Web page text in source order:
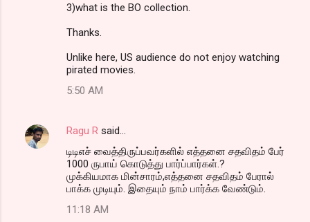
3)what is the BO collection.
Thanks.
Unlike here, US audience do not enjoy watching
pirated movies.
5:50 AM
Ragu R said…
டிடிஎச் வைத்திருப்பவர்களில் எத்தனை சதவிதம் பேர்
1000 ருபாய் கொடுத்து பார்ப்பார்கள்.?
முக்கியமாக மின்சாரம்,எத்தனை சதவிதம் பேரால்
பாக்க முடியும். இதையும் நாம் பார்க்க வேண்டும்.
11:18 AM